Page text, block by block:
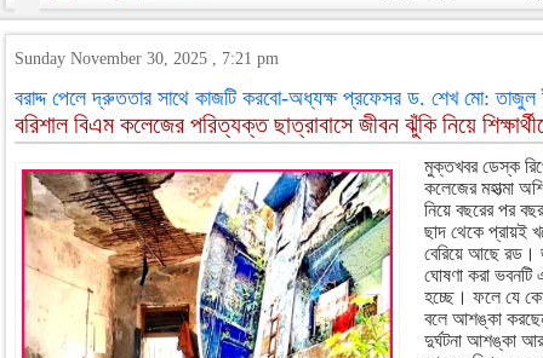
Sunday November 30, 2025 , 7:21 pm
বরাদ্দ পেলে দ্রুততার সাথে কাজটি করবো-অধ্যক্ষ প্রফেসর ড. শেখ মো: তাজুল
বরিশাল বিএম কলেজের পরিত্যক্ত ছাত্রাবাসে জীবন ঝুঁকি নিয়ে
মুক্তখবর ডেস্ক
কলেজের মহাত্মা
নিয়ে বছরের পর
ছাদ থেকে প্রায়ই
বেরিয়ে আছে
ঘোষণা করা ভবনটি
হচ্ছে। ফলে যে
বলে আশঙ্কা
দুর্ঘটনা আশঙ্কা